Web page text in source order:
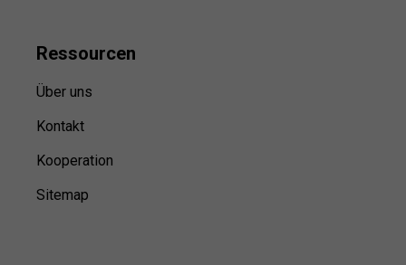
Ressourcen
Über uns
Kontakt
Kooperation
Sitemap